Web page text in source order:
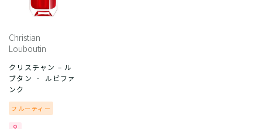
Christian
Louboutin
クリスチャン – ル
ブタン ‐ ルビファ
ンク
フルーティー